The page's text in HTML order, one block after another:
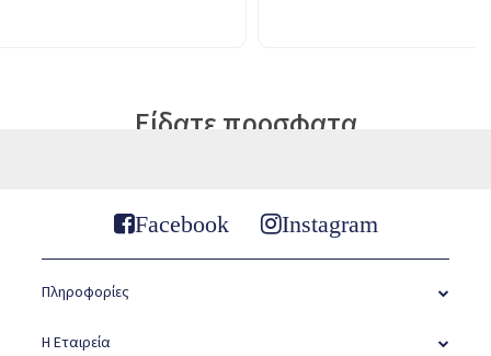
Είδατε προσφατα
Facebook Instagram
Πληροφορίες
Η Εταιρεία